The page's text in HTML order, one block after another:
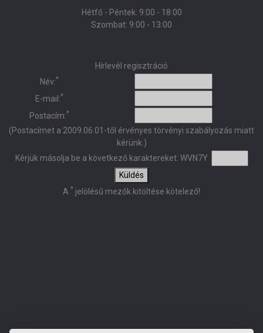
Hétfő - Péntek: 9:00 - 18:00
Szombat: 9:00 - 13:00
Hírlevél regisztráció
Név:*
E-mail:*
Postacím:*
(Postacímet a 2009.06.01-től érvényes törvényi szabályozás miatt
kérünk.)
Kérjük másolja be a következő karaktereket: WVN7Y
Küldés
A * jelölésű mezők kitöltése kötelező!